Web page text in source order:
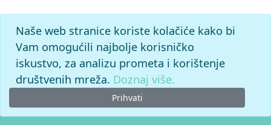
Naše web stranice koriste kolačiće kako bi
Vam omogućili najbolje korisničko
iskustvo, za analizu prometa i korištenje
društvenih mreža. Doznaj više.
Prihvati
© 2026. -Leksikografski zavodMiroslav Krleža